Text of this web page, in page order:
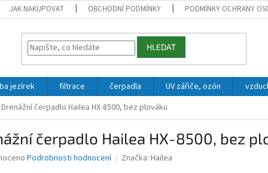
JAK NAKUPOVAT OBCHODNÍ PODMÍNKY PODMÍNKY OCHRANY
HLEDAT
jezírek filtrace čerpadla UV zářiče, ozón
Drenážní čerpadlo Hailea HX-8500, bez plováku
čerpadlo Hailea HX-8500, bez
Podrobnosti hodnocení Značka: Hailea